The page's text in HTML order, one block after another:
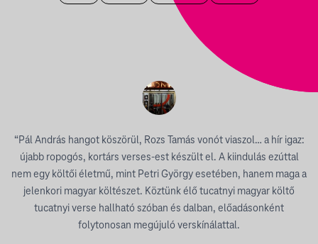
“Pál András hangot köszörül, Rozs Tamás vonót viaszol… a hír igaz:
újabb ropogós, kortárs verses-est készült el. A kiindulás ezúttal
nem egy költői életmű, mint Petri György esetében, hanem maga a
jelenkori magyar költészet. Köztünk élő tucatnyi magyar költő
tucatnyi verse hallható szóban és dalban, előadásonként
folytonosan megújuló verskínálattal.